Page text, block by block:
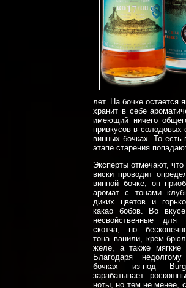
лет. На бочке остается
хранит в себе
имеющий ничего
привкусов в солодовых
винных бочках. То
этапе старения
Эксперты отмечают, что
виски проводит
винной бочке, он
аромат с тонами
диких цветов и
какао бобов. Во
несвойственные для
скотча, но
тона ванили, крем-
желе, а также мягкие
Благодаря
бочках из-под
зарабатывает
ноты, но тем не менее,